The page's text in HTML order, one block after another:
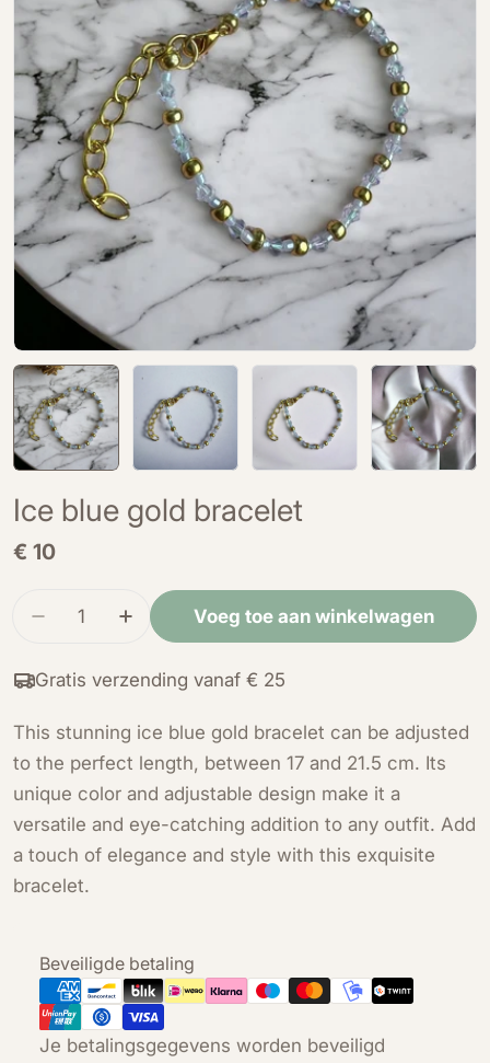
Open media 0 in modal
Ice blue gold bracelet
Normale
€ 10
Hoeveelheid
Verminder de hoeveelheid voor Ice blue gold
Verhoog de hoeveelheid voor Ice
Voeg toe aan winkelwagen
Gratis verzending vanaf € 25
This stunning ice blue gold bracelet can be adjusted
to the perfect length, between 17 and 21.5 cm. Its
unique color and adjustable design make it a
versatile and eye-catching addition to any outfit. Add
a touch of elegance and style with this exquisite
bracelet.
Beveiligde betaling
Betaalmethoden
Je betalingsgegevens worden beveiligd